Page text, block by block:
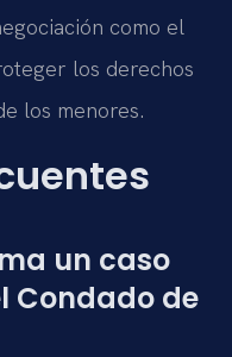
como el
los derechos
los menores.
un caso
Condado de